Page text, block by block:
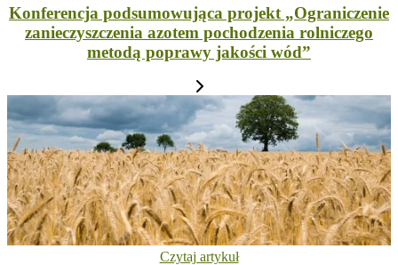
Konferencja podsumowująca projekt „Ograniczenie
zanieczyszczenia azotem pochodzenia rolniczego
metodą poprawy jakości wód”
Czytaj artykuł